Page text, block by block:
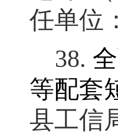
任单位
38.
等配套
县工信